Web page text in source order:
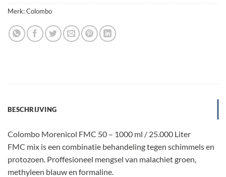
Merk:Colombo
BESCHRIJVING
Colombo Morenicol FMC 50 – 1000 ml / 25.000 Liter
FMC mix is een combinatie behandeling tegen schimmels en
protozoen. Proffesioneel mengsel van malachiet groen,
methyleen blauw en formaline.